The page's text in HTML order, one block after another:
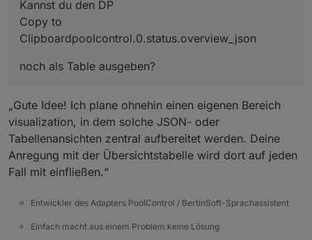
noch als Table ausgeben?
Kannst du den DP
Copy to
Clipboardpoolcontrol.0.status.overview_json
noch als Table ausgeben?
„Gute Idee! Ich plane ohnehin einen eigenen Bereich
visualization, in dem solche JSON- oder
Tabellenansichten zentral aufbereitet werden. Deine
Anregung mit der Übersichtstabelle wird dort auf jeden
Fall mit einfließen.“
Entwickler des Adapters PoolControl / BertinSoft-Sprachassistent
Einfach macht aus einem Problem keine Lösung